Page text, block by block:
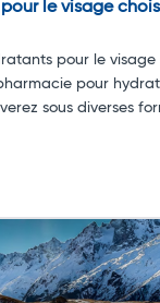
le visage
pour le
pour
sous diverses